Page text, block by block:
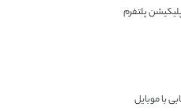
پلتفرم
با موبایل